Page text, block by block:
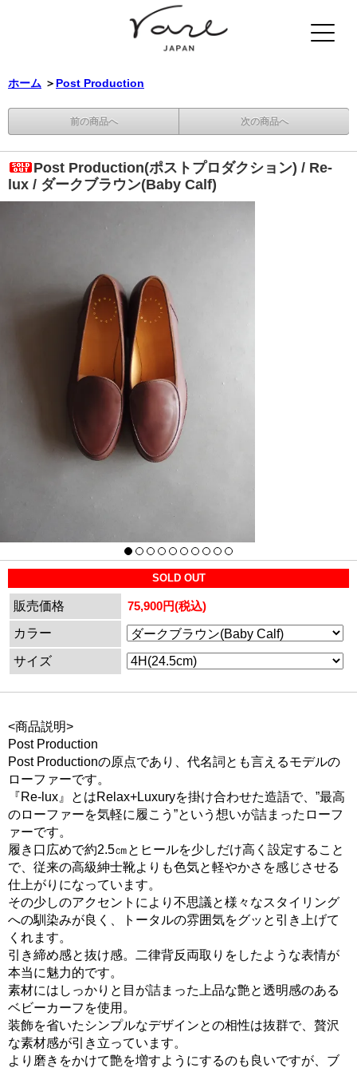
ホーム ＞ Post Production
前の商品へ 次の商品へ
Post Production(ポストプロダクション) / Re-
lux / ダークブラウン(Baby Calf)
SOLD OUT
販売価格
75,900円(税込)
カラー
サイズ
<商品説明>
Post Production
Post Productionの原点であり、代名詞とも言えるモデルの
ローファーです。
『Re-lux』とはRelax+Luxuryを掛け合わせた造語で、”最高
のローファーを気軽に履こう”という想いが詰まったローフ
ァーです。
履き口広めで約2.5㎝とヒールを少しだけ高く設定すること
で、従来の高級紳士靴よりも色気と軽やかさを感じさせる
仕上がりになっています。
その少しのアクセントにより不思議と様々なスタイリング
への馴染みが良く、トータルの雰囲気をグッと引き上げて
くれます。
引き締め感と抜け感。二律背反両取りをしたような表情が
本当に魅力的です。
素材にはしっかりと目が詰まった上品な艶と透明感のある
ベビーカーフを使用。
装飾を省いたシンプルなデザインとの相性は抜群で、贅沢
な素材感が引き立っています。
より磨きをかけて艶を増すようにするのも良いですが、ブ